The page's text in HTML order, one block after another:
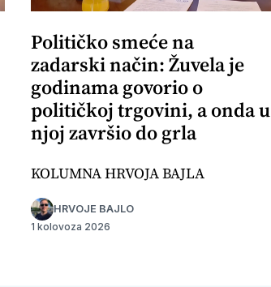
Političko smeće na
zadarski način: Žuvela je
godinama govorio o
političkoj trgovini, a onda u
njoj završio do grla
KOLUMNA HRVOJA BAJLA
HRVOJE BAJLO
1 kolovoza 2026